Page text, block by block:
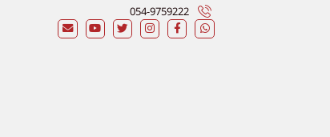
054-9759222